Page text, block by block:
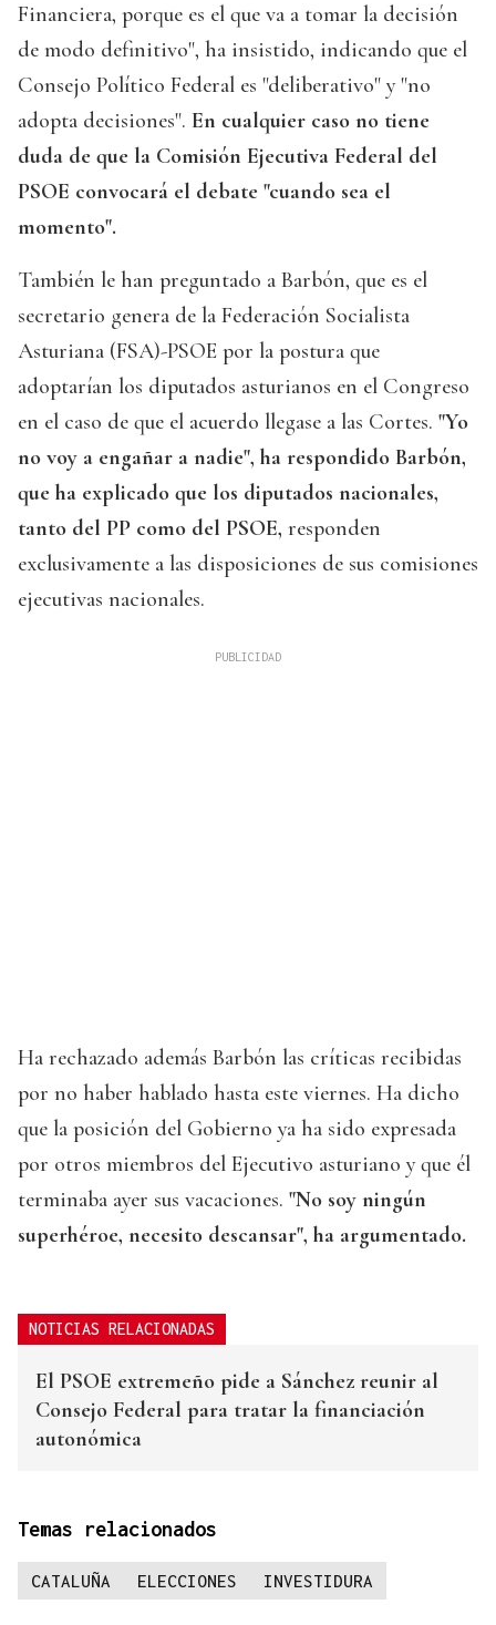
Financiera, porque es el que va a tomar la decisión
de modo definitivo", ha insistido, indicando que el
Consejo Político Federal es "deliberativo" y "no
adopta decisiones". En cualquier caso no tiene
duda de que la Comisión Ejecutiva Federal del
PSOE convocará el debate "cuando sea el
momento".
También le han preguntado a Barbón, que es el
secretario genera de la Federación Socialista
Asturiana (FSA)-PSOE por la postura que
adoptarían los diputados asturianos en el Congreso
en el caso de que el acuerdo llegase a las Cortes. "Yo
no voy a engañar a nadie", ha respondido Barbón,
que ha explicado que los diputados nacionales,
tanto del PP como del PSOE, responden
exclusivamente a las disposiciones de sus comisiones
ejecutivas nacionales.
Ha rechazado además Barbón las críticas recibidas
por no haber hablado hasta este viernes. Ha dicho
que la posición del Gobierno ya ha sido expresada
por otros miembros del Ejecutivo asturiano y que él
terminaba ayer sus vacaciones. "No soy ningún
superhéroe, necesito descansar", ha argumentado.
NOTICIAS RELACIONADAS
El PSOE extremeño pide a Sánchez reunir al
Consejo Federal para tratar la financiación
autonómica
Temas relacionados
CATALUÑA ELECCIONES INVESTIDURA